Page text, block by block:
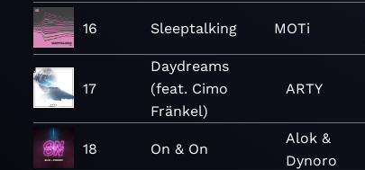
16 Sleeptalking MOTi
17
Daydreams
(feat. Cimo
Fränkel)
ARTY
18 On & On
Alok &
Dynoro